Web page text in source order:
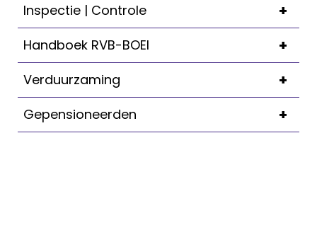
+
Inspectie | Controle
+
Handboek RVB-BOEI
+
Verduurzaming
+
Gepensioneerden